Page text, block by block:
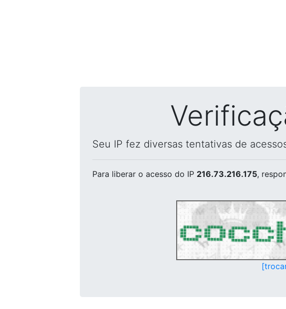
Seu IP fez diversas tentativas de
Para liberar o acesso do IP 216.73.216.175,